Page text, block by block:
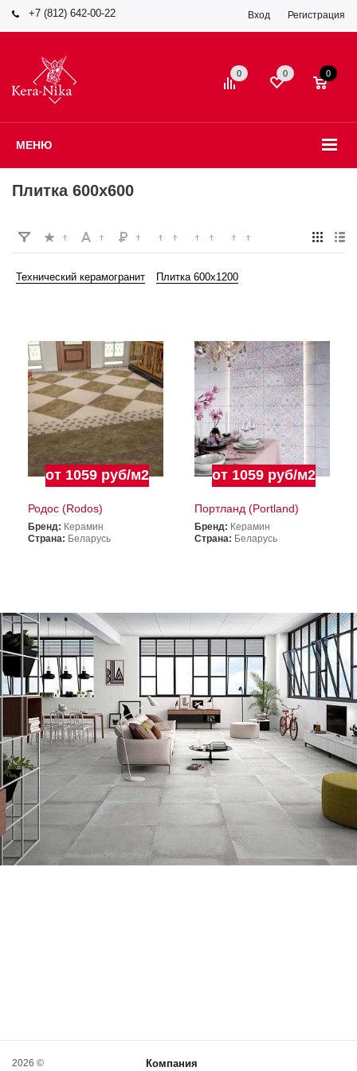
+7 (812) 642-00-22 Вход Регистрация
МЕНЮ
0 0
0
Плитка 600x600
Технический керамогранит Плитка 600x1200
Родос (Rodos)
Бренд: Керамин
Страна: Беларусь
от 1059 руб/м2
Портланд (Portland)
Бренд: Керамин
Страна: Беларусь
от 1059 руб/м2
2026 © Компания